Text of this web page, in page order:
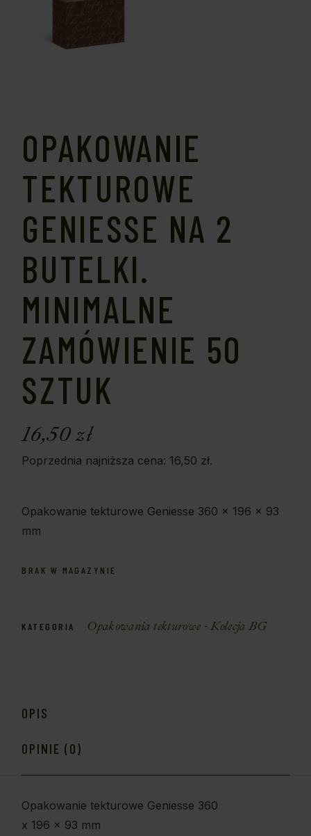
OPAKOWANIE
TEKTUROWE
GENIESSE NA 2
BUTELKI.
MINIMALNE
ZAMÓWIENIE 50
SZTUK
16,50zł
Poprzednia najniższa cena: 16,50 zł.
Opakowanie tekturowe Geniesse 360 x 196 x 93
mm
BRAK W MAGAZYNIE
KATEGORIA Opakowania tekturowe - Kolecja BG
OPIS
OPINIE (0)
Opakowanie tekturowe Geniesse 360
x 196 x 93 mm